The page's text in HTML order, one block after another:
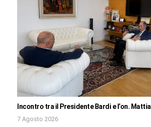
Incontro tra il Presidente Bardi e l’on. Mattia
7 Agosto 2026